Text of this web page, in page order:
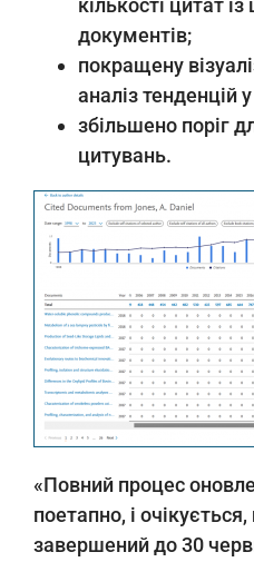
кількості цитат
документів;
покращену
аналіз тенденцій
збільшено поріг
цитувань.
«Повний процес
поетапно, і
завершений до 30